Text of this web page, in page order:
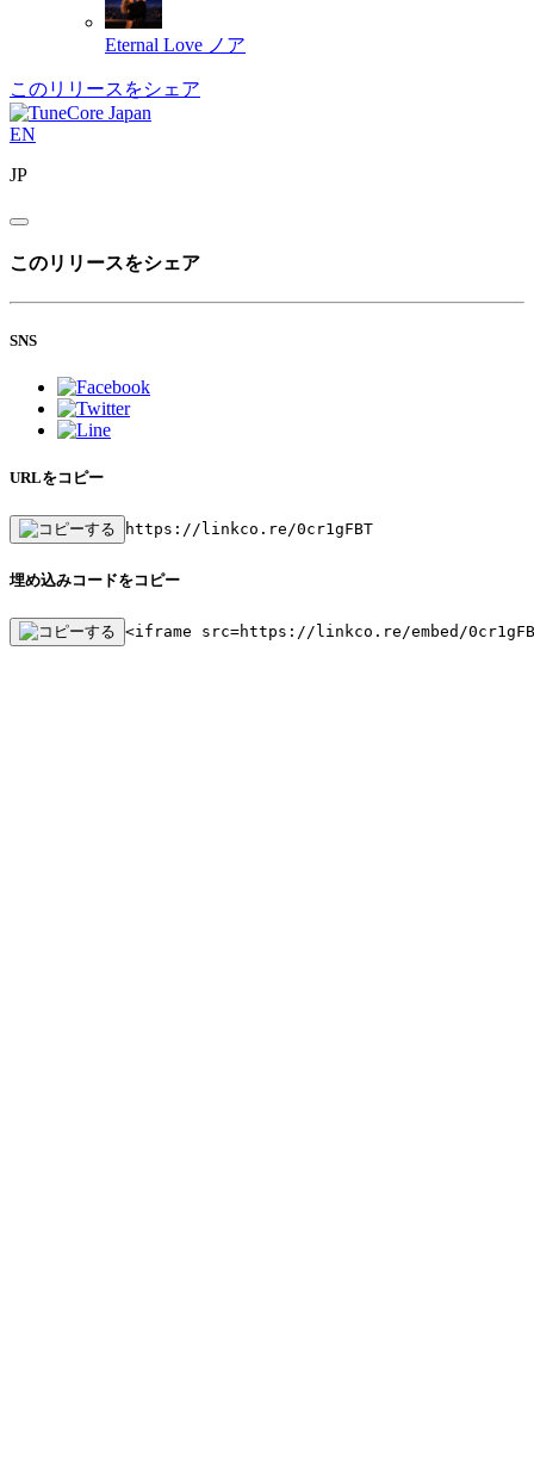
Eternal Love ノア
このリリースをシェア
EN
JP
このリリースをシェア
SNS
URLをコピー
https://linkco.re/0cr1gFBT
埋め込みコードをコピー
<iframe src=https://linkco.re/embed/